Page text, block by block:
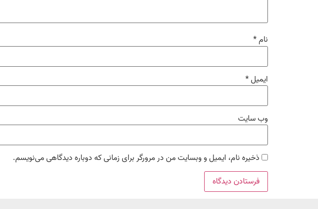
نام*
ایمیل*
وب‌ سایت
ذخیره نام، ایمیل و وبسایت من در مرورگر برای زمانی که دوباره دیدگاهی می‌نویسم.